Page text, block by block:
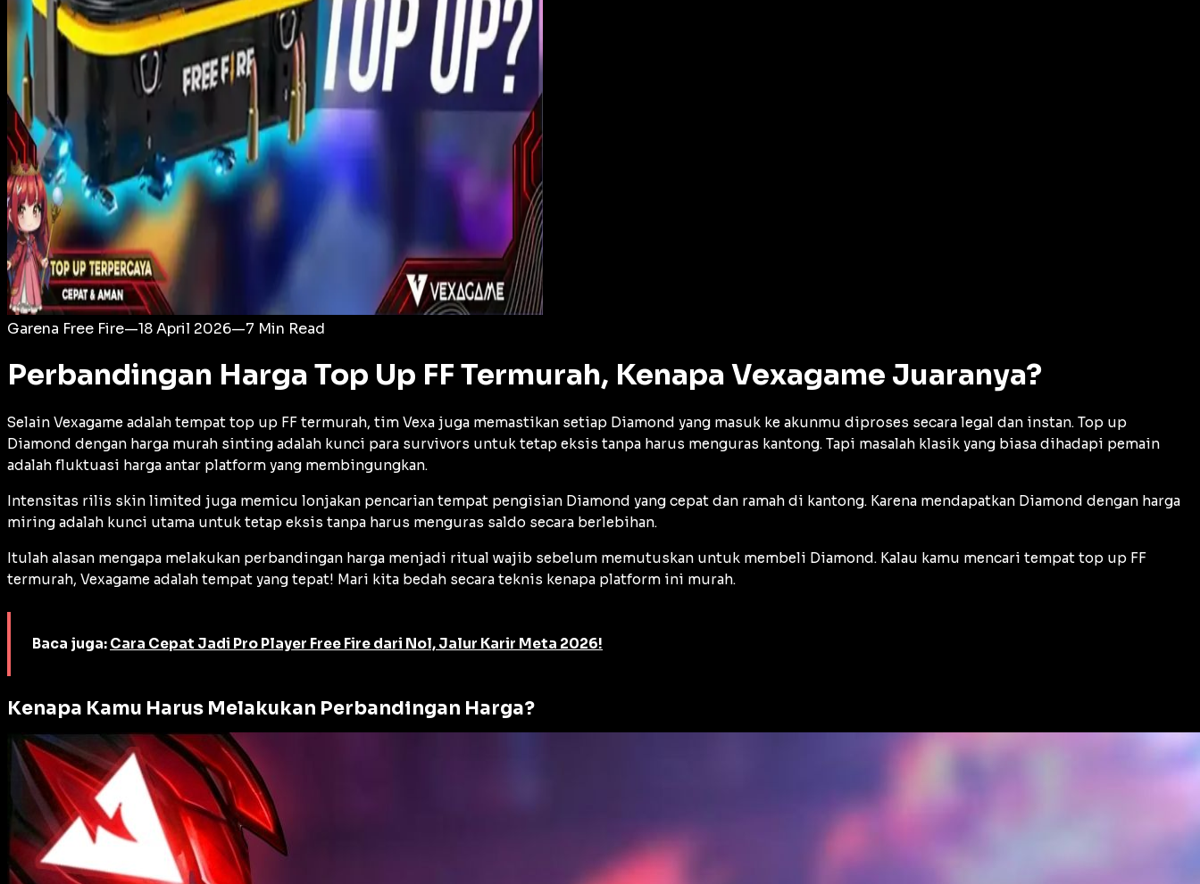
Login
Garena Free Fire—18 April 2026—7 Min Read
Perbandingan Harga Top Up FF Termurah, Kenapa Vexagame Juaranya?
Selain Vexagame adalah tempat top up FF termurah, tim Vexa juga memastikan setiap Diamond yang masuk ke akunmu diproses secara legal dan instan. Top up
Diamond dengan harga murah sinting adalah kunci para survivors untuk tetap eksis tanpa harus menguras kantong. Tapi masalah klasik yang biasa dihadapi pemain
adalah fluktuasi harga antar platform yang membingungkan.
Intensitas rilis skin limited juga memicu lonjakan pencarian tempat pengisian Diamond yang cepat dan ramah di kantong. Karena mendapatkan Diamond dengan harga
miring adalah kunci utama untuk tetap eksis tanpa harus menguras saldo secara berlebihan.
Itulah alasan mengapa melakukan perbandingan harga menjadi ritual wajib sebelum memutuskan untuk membeli Diamond. Kalau kamu mencari tempat top up FF
termurah, Vexagame adalah tempat yang tepat! Mari kita bedah secara teknis kenapa platform ini murah.
Baca juga: Cara Cepat Jadi Pro Player Free Fire dari Nol, Jalur Karir Meta 2026!
Kenapa Kamu Harus Melakukan Perbandingan Harga?